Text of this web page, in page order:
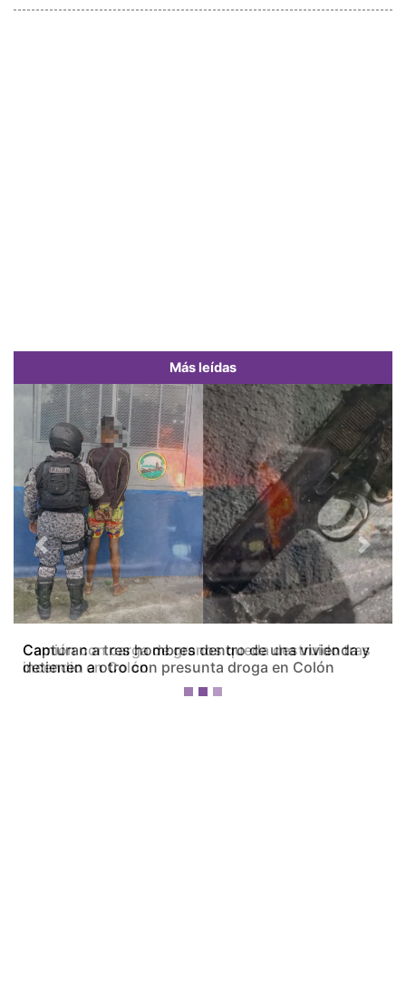
Más leídas
Camión con carga de granos queda destruido tras
incendio en Colón
Previous Next